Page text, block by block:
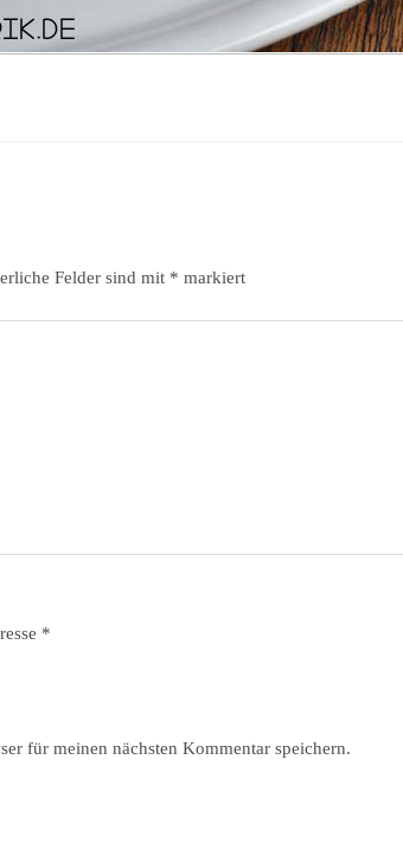
Felder sind mit * markiert
*
für meinen nächsten Kommentar speichern.